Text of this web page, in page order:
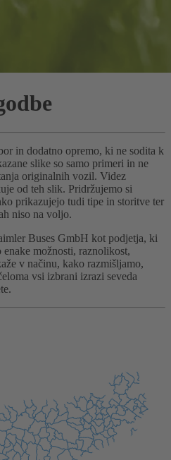
in dodatno opremo, ki ne sodita k
slike so samo primeri in ne
originalnih vozil. Videz
od teh slik. Pridržujemo si
prikazujejo tudi tipe in storitve ter
niso na voljo.
Buses GmbH kot podjetja, ki
možnosti, raznolikost,
v načinu, kako razmišljamo,
vsi izbrani izrazi seveda